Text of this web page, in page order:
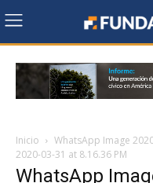
Inicio WhatsApp Image
2020-03-31 at 8.16.36 PM
WhatsApp